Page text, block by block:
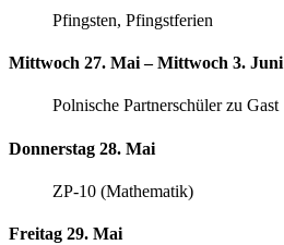
Pfingsten, Pfingstferien
Mittwoch 27. Mai – Mittwoch 3. Juni
Polnische Partnerschüler zu Gast
Donnerstag 28. Mai
ZP-10 (Mathematik)
Freitag 29. Mai